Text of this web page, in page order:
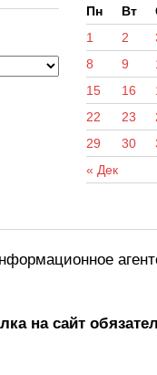
Пн
Вт
« Дек
1 2
8
9
15
16
22
23
29
30
на сайт